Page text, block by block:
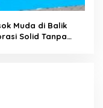
Muda di Balik
Solid Tanpa